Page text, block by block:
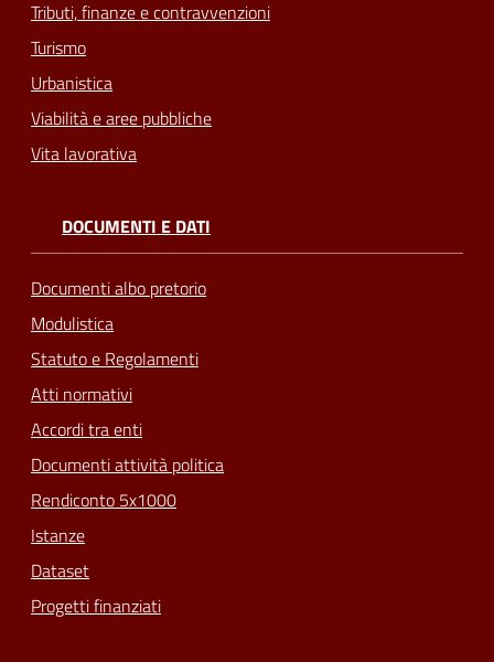
Tributi, finanze e contravvenzioni
Turismo
Urbanistica
Viabilità e aree pubbliche
Vita lavorativa
DOCUMENTI E DATI
Documenti albo pretorio
Modulistica
Statuto e Regolamenti
Atti normativi
Accordi tra enti
Documenti attività politica
Rendiconto 5x1000
Istanze
Dataset
Progetti finanziati